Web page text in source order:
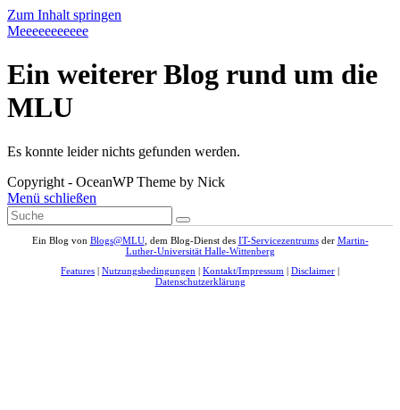
Zum Inhalt springen
Meeeeeeeeeee
Ein weiterer Blog rund um die
MLU
Es konnte leider nichts gefunden werden.
Copyright - OceanWP Theme by Nick
Menü schließen
Ein Blog von Blogs@MLU, dem Blog-Dienst des IT-Servicezentrumsder Martin-
Luther-Universität Halle-Wittenberg
Features | Nutzungsbedingungen | Kontakt/Impressum | Disclaimer |
Datenschutzerklärung